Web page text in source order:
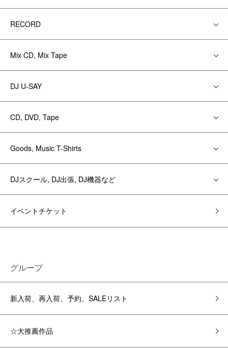
RECORD
Mix CD, Mix Tape
DJ U-SAY
CD, DVD, Tape
Goods, Music T-Shirts
DJスクール, DJ出張, DJ機器など
イベントチケット
グループ
新入荷、再入荷、予約、SALEリスト
☆大推薦作品